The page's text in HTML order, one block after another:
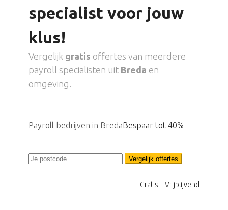
specialist voor jouw
klus!
Vergelijk gratis offertes van meerdere
payroll specialisten uit Breda en
omgeving.
Payroll bedrijven in BredaBespaar tot 40%
Vergelijk offertes
Gratis – Vrijblijvend